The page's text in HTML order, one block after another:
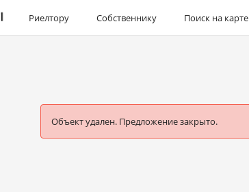
Риелтору Собственнику Поиск на карте
Объект удален. Предложение закрыто.